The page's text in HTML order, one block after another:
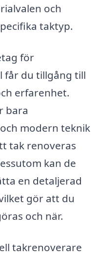
och
taktyp.
för
får du tillgång till
erfarenhet.
bara
modern teknik
tak renoveras
kan de
en detaljerad
gör att du
och när.
takrenoverare